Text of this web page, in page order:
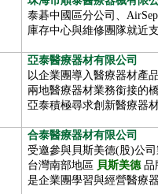
泰碁中國區分公司、
庫存中心與維修團隊就近支
亞泰醫療器材有限公司
以企業團導入醫療器材產
兩地醫療器材業務銜接的橋
亞泰積極尋求創新醫療器
合泰醫療器材有限公司
受邀參與貝斯美德(股)公
台灣南部地區 貝斯美德品
是企業團學習與經營醫療